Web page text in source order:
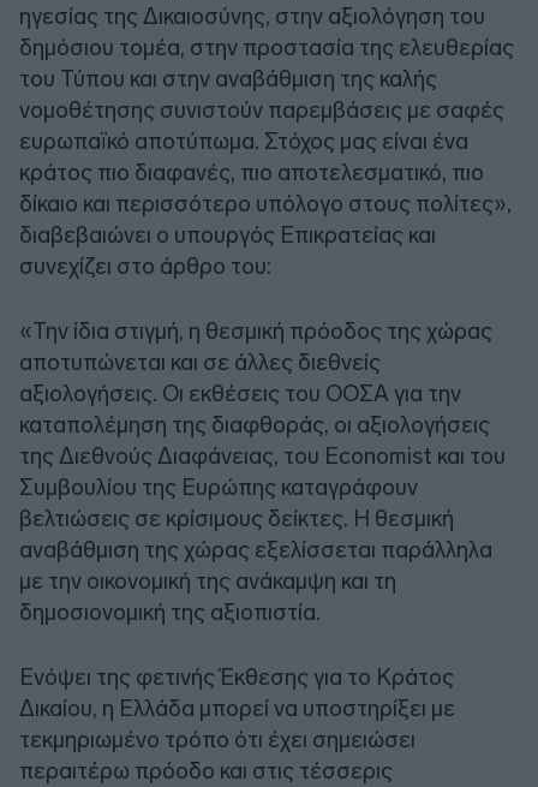
ηγεσίας της Δικαιοσύνης, στην αξιολόγηση του
δημόσιου τομέα, στην προστασία της ελευθερίας
του Τύπου και στην αναβάθμιση της καλής
νομοθέτησης συνιστούν παρεμβάσεις με σαφές
ευρωπαϊκό αποτύπωμα. Στόχος μας είναι ένα
κράτος πιο διαφανές, πιο αποτελεσματικό, πιο
δίκαιο και περισσότερο υπόλογο στους πολίτες»,
διαβεβαιώνει ο υπουργός Επικρατείας και
συνεχίζει στο άρθρο του:
«Την ίδια στιγμή, η θεσμική πρόοδος της χώρας
αποτυπώνεται και σε άλλες διεθνείς
αξιολογήσεις. Οι εκθέσεις του ΟΟΣΑ για την
καταπολέμηση της διαφθοράς, οι αξιολογήσεις
της Διεθνούς Διαφάνειας, του Economist και του
Συμβουλίου της Ευρώπης καταγράφουν
βελτιώσεις σε κρίσιμους δείκτες. Η θεσμική
αναβάθμιση της χώρας εξελίσσεται παράλληλα
με την οικονομική της ανάκαμψη και τη
δημοσιονομική της αξιοπιστία.
Ενόψει της φετινής Έκθεσης για το Κράτος
Δικαίου, η Ελλάδα μπορεί να υποστηρίξει με
τεκμηριωμένο τρόπο ότι έχει σημειώσει
περαιτέρω πρόοδο και στις τέσσερις